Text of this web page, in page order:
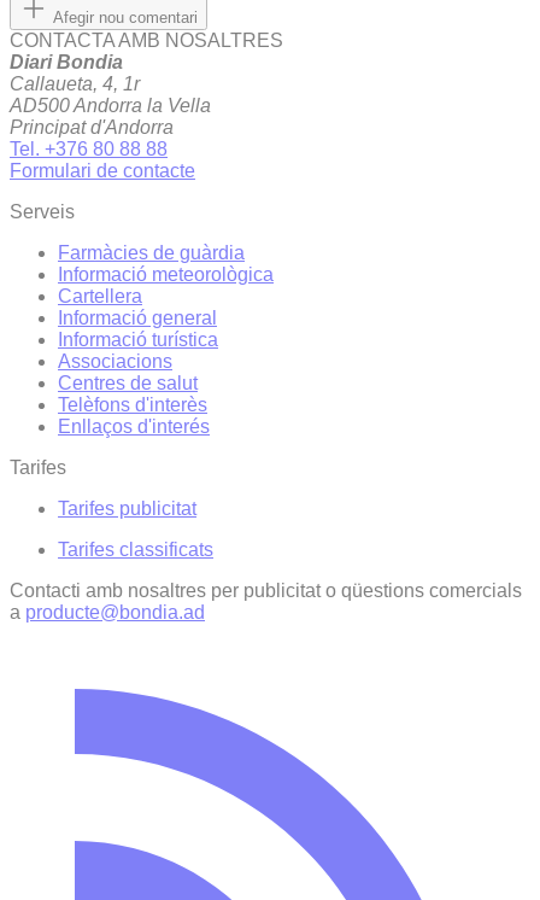
Afegir nou comentari
CONTACTA AMB NOSALTRES
Diari Bondia
Callaueta, 4, 1r
AD500 Andorra la Vella
Principat d'Andorra
Tel. +376 80 88 88
Formulari de contacte
Serveis
Farmàcies de guàrdia
Informació meteorològica
Cartellera
Informació general
Informació turística
Associacions
Centres de salut
Telèfons d'interès
Enllaços d'interés
Tarifes
Tarifes publicitat
Tarifes classificats
Contacti amb nosaltres per publicitat o qüestions comercials
a producte@bondia.ad